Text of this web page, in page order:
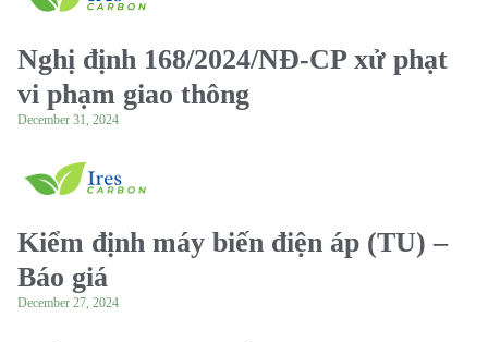
Nghị định 168/2024/NĐ-CP xử phạt
vi phạm giao thông
December 31, 2024
Kiểm định máy biến điện áp (TU) –
Báo giá
December 27, 2024